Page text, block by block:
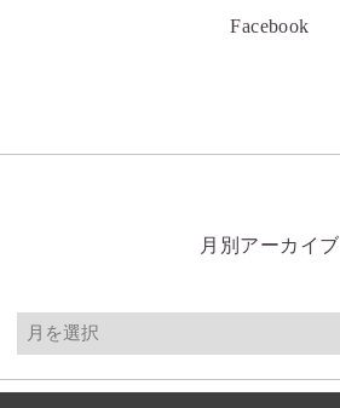
Facebook
月別アーカイブ